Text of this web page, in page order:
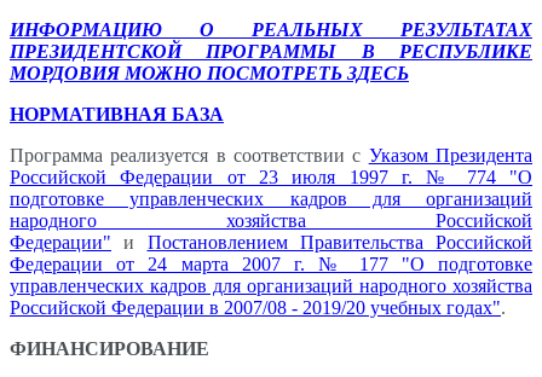
ИНФОРМАЦИЮ О РЕАЛЬНЫХ РЕЗУЛЬТАТАХ
ПРЕЗИДЕНТСКОЙ ПРОГРАММЫ В РЕСПУБЛИКЕ
МОРДОВИЯ МОЖНО ПОСМОТРЕТЬ ЗДЕСЬ
НОРМАТИВНАЯ БАЗА
Программа реализуется в соответствии с Указом Президента
Российской Федерации от 23 июля 1997 г. № 774 "О
подготовке управленческих кадров для организаций
народного хозяйства Российской
Федерации" и Постановлением Правительства Российской
Федерации от 24 марта 2007 г. № 177 "О подготовке
управленческих кадров для организаций народного хозяйства
Российской Федерации в 2007/08 - 2019/20 учебных годах".
ФИНАНСИРОВАНИЕ